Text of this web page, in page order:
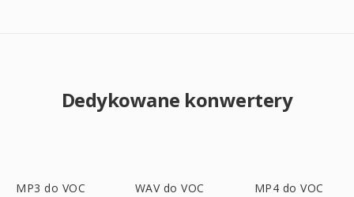
Dedykowane konwertery
MP3 do VOC WAV do VOC MP4 do VOC